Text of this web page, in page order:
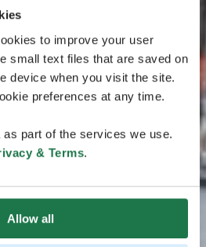
to improve your user
small text files that are saved on
device when you visit the site.
preferences at any time.
part of the services we use.
& Terms.
Allow all